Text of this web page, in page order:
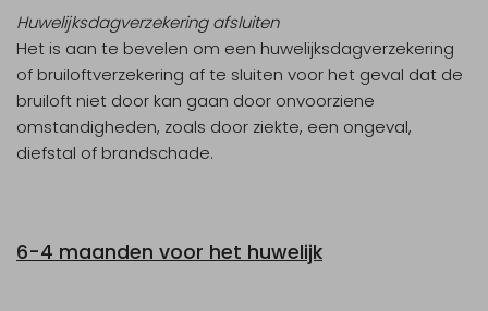
Huwelijksdagverzekering afsluiten
Het is aan te bevelen om een huwelijksdagverzekering
of bruiloftverzekering af te sluiten voor het geval dat de
bruiloft niet door kan gaan door onvoorziene
omstandigheden, zoals door ziekte, een ongeval,
diefstal of brandschade.
6-4 maanden voor het huwelijk